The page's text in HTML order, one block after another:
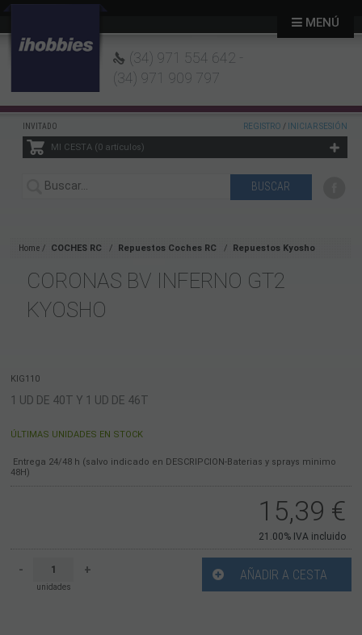
(34) 971 554 642 -
(34) 971 909 797
INVITADO REGISTRO / INICIAR SESIÓN
MI CESTA 0artículos
MENÚ
Home COCHES RC Repuestos Coches RC Repuestos Kyosho
CORONAS BV INFERNO GT2
KYOSHO
KIG110
1 UD DE 40T Y 1 UD DE 46T
ÚLTIMAS UNIDADES EN STOCK
Entrega 24/48 h (salvo indicado en DESCRIPCION-Baterias y sprays minimo
48H)
15,39 €
21.00% IVA incluido
-
unidades
+ AÑADIR A CESTA